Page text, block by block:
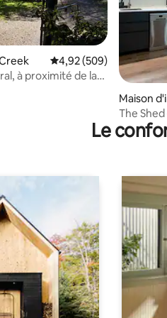
Note moyenne de 4,92
4,92 (509)
à proximité de la
Maison
The
pour VE
Le